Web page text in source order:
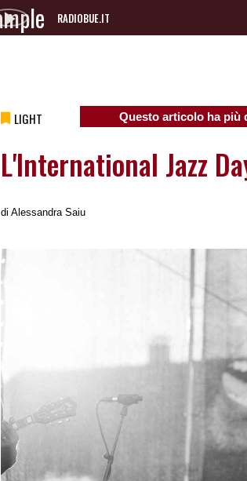
RADIOBUE.IT
Audio
LIGHT Questo articolo ha più
L'International Jazz
di Alessandra Saiu